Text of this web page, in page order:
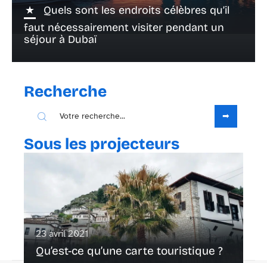
Quels sont les endroits célèbres qu’il
faut nécessairement visiter pendant un
séjour à Dubaï
Recherche
Sous les projecteurs
23 avril 2021
Qu’est-ce qu’une carte touristique ?